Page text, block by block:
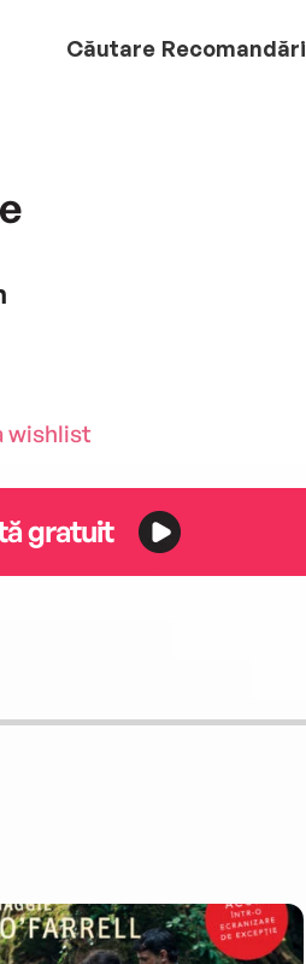
Căutare Recomandări
wishlist
gratuit